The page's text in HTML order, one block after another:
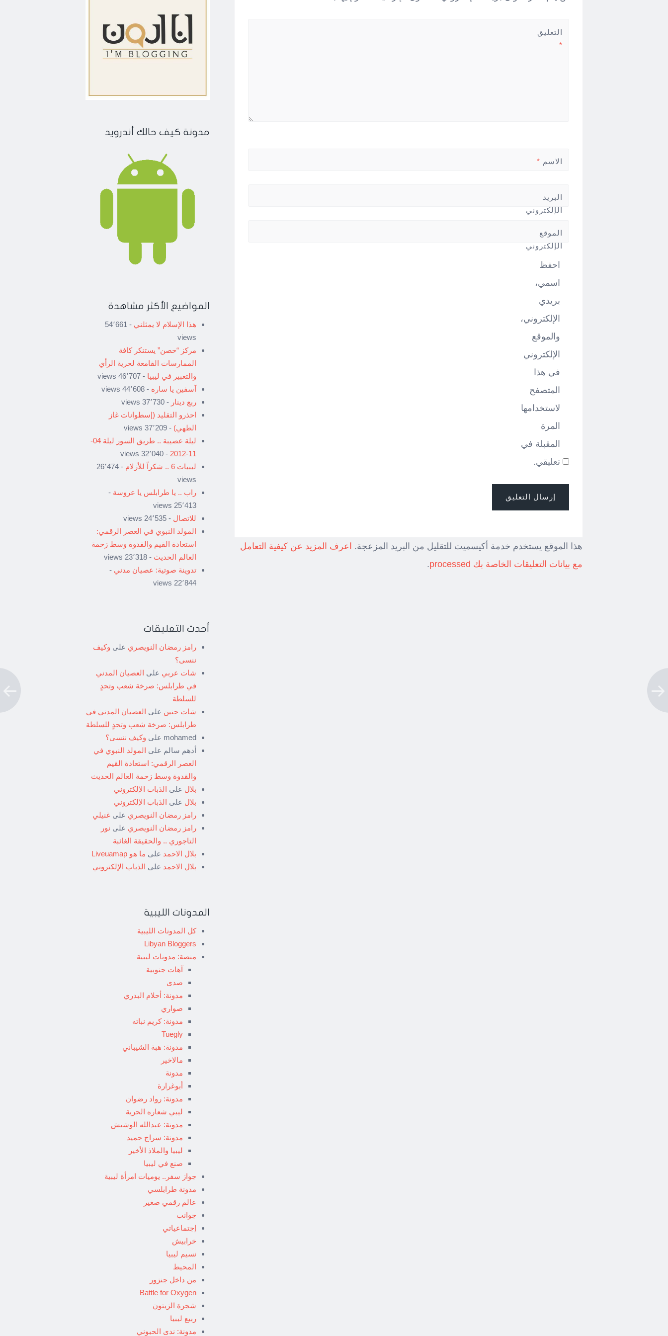
التعليق
*
الاسم *
البريد
الإلكتروني
الموقع
الإلكتروني
احفظ
اسمي،
بريدي
الإلكتروني،
والموقع
الإلكتروني
في هذا
المتصفح
لاستخدامها
المرة
المقبلة في
تعليقي.
هذا الموقع يستخدم خدمة أكيسميت للتقليل من البريد المزعجة. اعرف المزيد عن كيفية التعامل
مع بيانات التعليقات الخاصة بك processed
.
مدونة كيف حالك أندرويد
المواضيع الأكثر مشاهدة
هذا الإسلام لا يمثلني
- 54٬661
views
مركز “حصن” يستنكر كافة
الممارسات القامعة لحرية الرأي
والتعبير في ليبيا - 46٬707 views
آسفين يا ساره - 44٬608 views
ربع دينار - 37٬730 views
احذرو التقليد (إسطوانات غاز
الطهي) - 37٬209 views
ليلة عصيبة .. طريق السور ليلة 04-
11-2012
- 32٬040 views
ليبيات 6 .. شكراً للأزلام
- 26٬474
views
راب .. يا طرابلس يا عروسة -
25٬413 views
للاتصال - 24٬535 views
المولد النبوي في العصر الرقمي:
استعادة القيم والقدوة وسط زحمة
العالم الحديث - 23٬318 views
تدوينة صوتية: عصيان مدني -
22٬844 views
أحدث التعليقات
رامز رمضان النويصري على وكيف
ننسى؟
شات عربي على العصيان المدني
في طرابلس: صرخة شعب وتحدٍ
للسلطة
شات حنين على العصيان المدني في
طرابلس: صرخة شعب وتحدٍ للسلطة
mohamed على وكيف ننسى؟
أدهم سالم على المولد النبوي في
العصر الرقمي: استعادة القيم
والقدوة وسط زحمة العالم الحديث
بلال على الذباب الإلكتروني
بلال على الذباب الإلكتروني
رامز رمضان النويصري على غنيلي
رامز رمضان النويصري على نور
التاجوري .. والحقيقة الغائبة
بلال الاحمد على ما هو Liveuamap
بلال الاحمد على الذباب الإلكتروني
المدونات الليبية
كل المدونات الليبية
Libyan Bloggers
منصة: مدونات ليبية
آهات جنوبية
صدى
مدونة: أحلام البدري
صواري
مدونة: كريم نباته
Tuegly
مدونة: هبة الشيباني
مالاخير
مدونة
أبوغرارة
مدونة: رواد رضوان
ليبي شعاره الحرية
مدونة: عبدالله الوشيش
مدونة: سراج حميد
ليبيا والملاذ الأخير
صنع في ليبيا
جواز سفر.. يوميات امرأة ليبية
مدونة طرابلسي
عالم رقمي صغير
جوانب
إجتماعياتي
خرابيش
نسيم ليبيا
المحيط
من داخل جنزور
Battle for Oxygen
شجرة الزيتون
ربيع ليبيا
مدونة: ندى الحبوني